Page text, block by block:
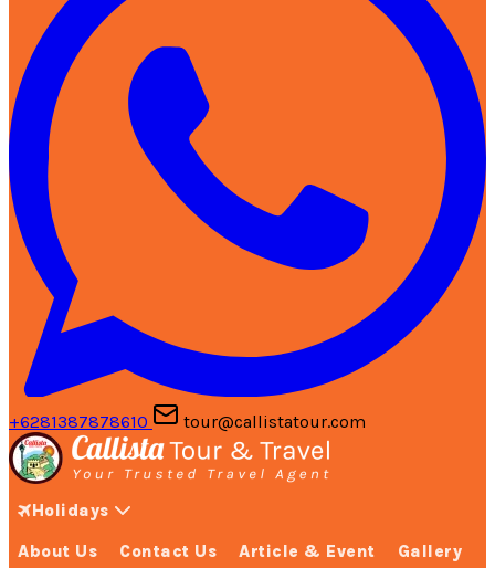
+6281387878610 tour@callistatour.com
Holidays
About Us Contact Us Article & Event Gallery